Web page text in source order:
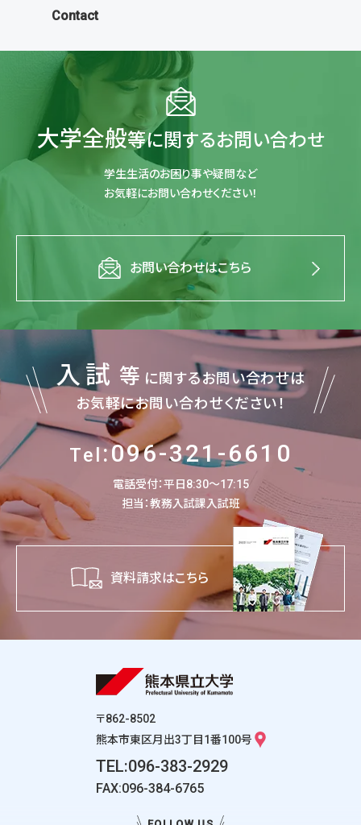
Contact
大学全般等に関するお問い合わせ
学生生活のお困り事や疑問など
お気軽にお問い合わせください！
お問い合わせはこちら
入試 等 に関するお問い合わせは
お気軽にお問い合わせください！
Tel:096-321-6610
電話受付：平日8:30～17:15
担当：教務入試課入試班
資料請求はこちら
〒862-8502
熊本市東区月出3丁目1番100号
TEL:096-383-2929
FAX:096-384-6765